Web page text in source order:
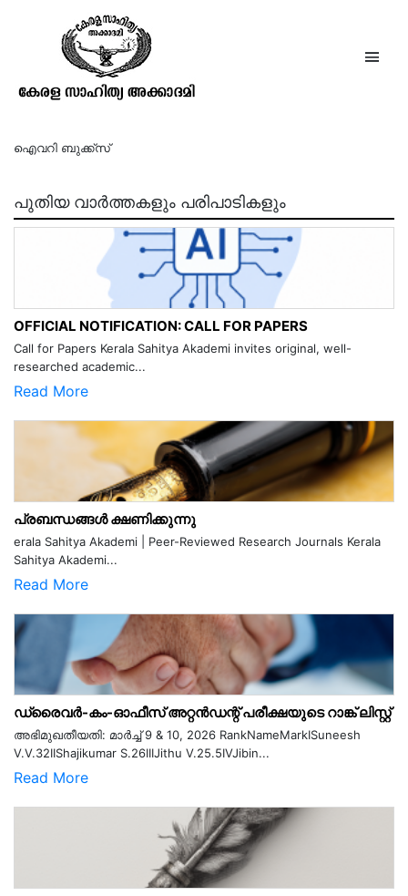
സബ്രീന
ഐവറി ബുക്ക്സ്
പുതിയ വാർത്തകളും പരിപാടികളും
OFFICIAL NOTIFICATION: CALL FOR PAPERS
Call for Papers Kerala Sahitya Akademi invites original, well-
researched academic...
Read More
പ്രബന്ധങ്ങൾ ക്ഷണിക്കുന്നു
erala Sahitya Akademi | Peer-Reviewed Research Journals Kerala
Sahitya Akademi...
Read More
ഡ്രൈവർ-കം-ഓഫീസ് അറ്റൻഡന്റ് പരീക്ഷയുടെ റാങ്ക് ലിസ്റ്റ്
അഭിമുഖതീയതി: മാർച്ച് 9 & 10, 2026 RankNameMarkISuneesh
V.V.32IIShajikumar S.26IIIJithu V.25.5IVJibin...
Read More